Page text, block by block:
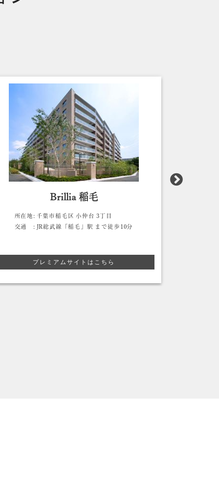
Brillia 稲毛
所在地: 千葉市稲毛区 小仲台 3丁目
交通 : JR総武線「稲毛」駅 まで徒歩10分
プレミアムサイトはこちら